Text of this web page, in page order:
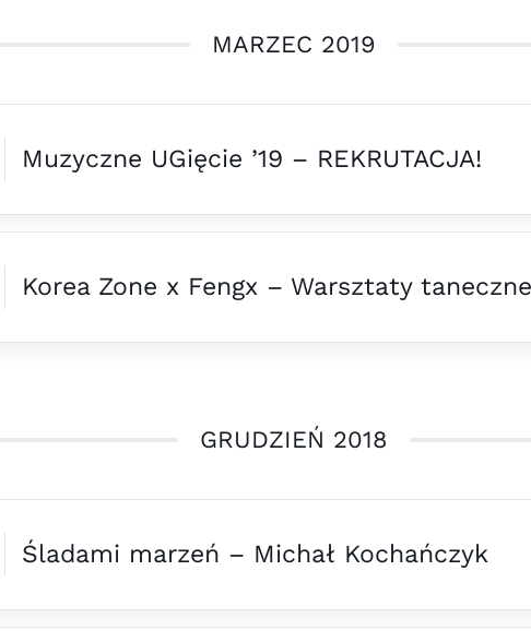
MARZEC 2019
Muzyczne UGięcie ’19 – REKRUTACJA!
Korea Zone x Fengx – Warsztaty taneczne
GRUDZIEŃ 2018
Śladami marzeń – Michał Kochańczyk